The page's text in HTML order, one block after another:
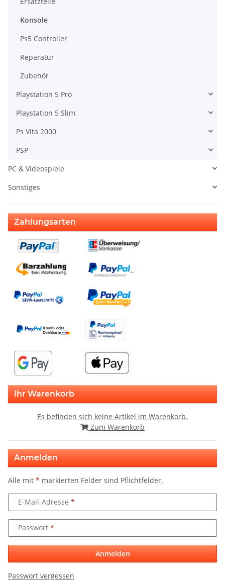
Konsole
Ps5 Controller
Reparatur
Zubehör
Playstation 5 Pro
Playstation 5 Slim
Ps Vita 2000
PSP
PC & Videospiele
Sonstiges
Zahlungsarten
Ihr Warenkorb
Es befinden sich keine Artikel im Warenkorb.
Zum Warenkorb
Anmelden
Alle mit * markierten Felder sind Pflichtfelder.
E-Mail-Adresse
Passwort
Anmelden
Passwort vergessen